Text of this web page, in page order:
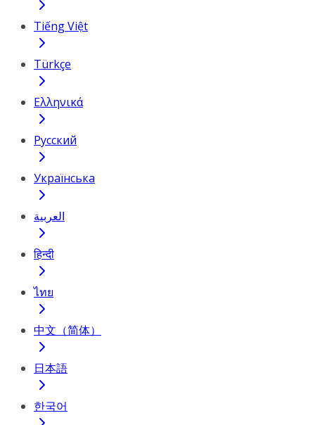
Tiếng Việt
Türkçe
Ελληνικά
Русский
Українська
العربية
हिन्दी
ไทย
中文（简体）
日本語
한국어